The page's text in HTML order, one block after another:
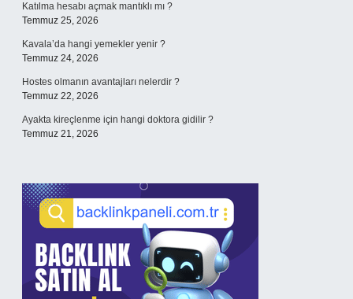
Katılma hesabı açmak mantıklı mı ?
Temmuz 25, 2026
Kavala’da hangi yemekler yenir ?
Temmuz 24, 2026
Hostes olmanın avantajları nelerdir ?
Temmuz 22, 2026
Ayakta kireçlenme için hangi doktora gidilir ?
Temmuz 21, 2026